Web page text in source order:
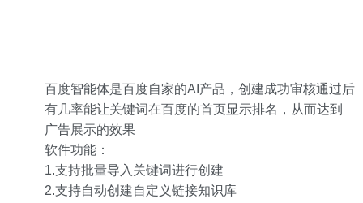
百度智能体是百度自家的AI产品，创建成功审核通过后
有几率能让关键词在百度的首页显示排名，从而达到
广告展示的效果
软件功能：
1.支持批量导入关键词进行创建
2.支持自动创建自定义链接知识库